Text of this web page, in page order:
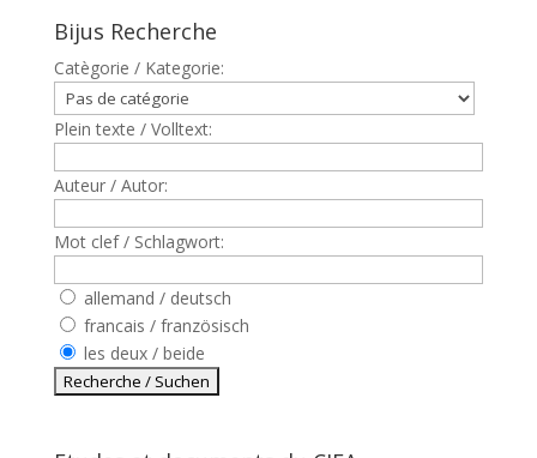
Bijus Recherche
Catègorie / Kategorie:
Plein texte / Volltext:
Auteur / Autor:
Mot clef / Schlagwort:
allemand / deutsch
francais / französisch
les deux / beide